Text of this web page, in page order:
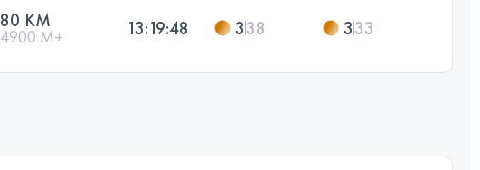
80 KM
4900 M+ 13:19:48 338 333